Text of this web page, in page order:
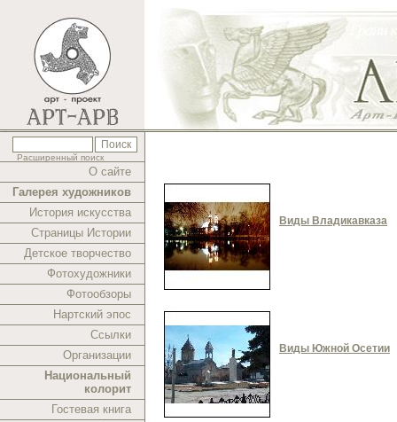
Расширенный поиск
О сайте
Галерея художников
История искусства
Страницы Истории
Детское творчество
Фотохудожники
Фотообзоры
Нартский эпос
Ссылки
Организации
Национальный
колорит
Гостевая книга
Виды Владикавказа
Виды Южной Осетии